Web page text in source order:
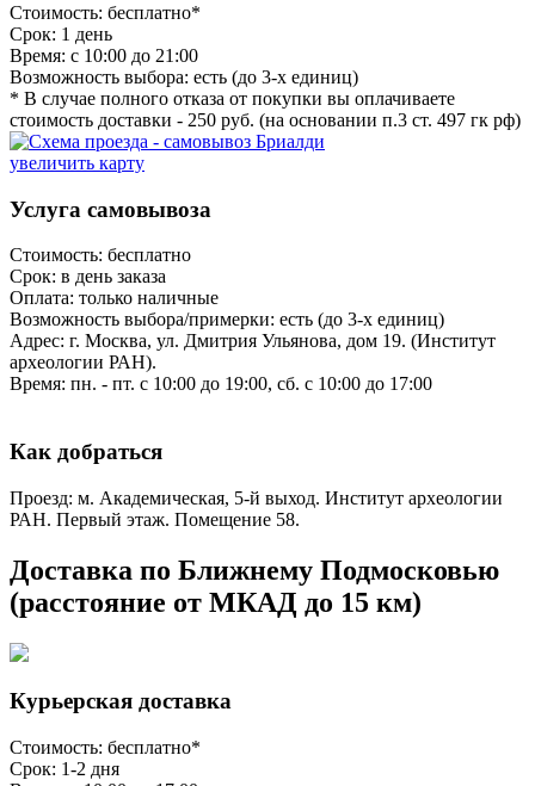
Стоимость: бесплатно*
Срок: 1 день
Время: с 10:00 до 21:00
Возможность выбора: есть (до 3-х единиц)
* В случае полного отказа от покупки вы оплачиваете
стоимость доставки - 250 руб. (на основании п.3 ст. 497 гк рф)
увеличить карту
Услуга самовывоза
Стоимость: бесплатно
Срок: в день заказа
Оплата: только наличные
Возможность выбора/примерки: есть (до 3-х единиц)
Адрес: г. Москва, ул. Дмитрия Ульянова, дом 19. (Институт
археологии РАН).
Время: пн. - пт. с 10:00 до 19:00, сб. с 10:00 до 17:00
Как добраться
Проезд: м. Академическая, 5-й выход. Институт археологии
РАН. Первый этаж. Помещение 58.
Доставка по Ближнему Подмосковью
(расстояние от МКАД до 15 км)
Курьерская доставка
Стоимость: бесплатно*
Срок: 1-2 дня